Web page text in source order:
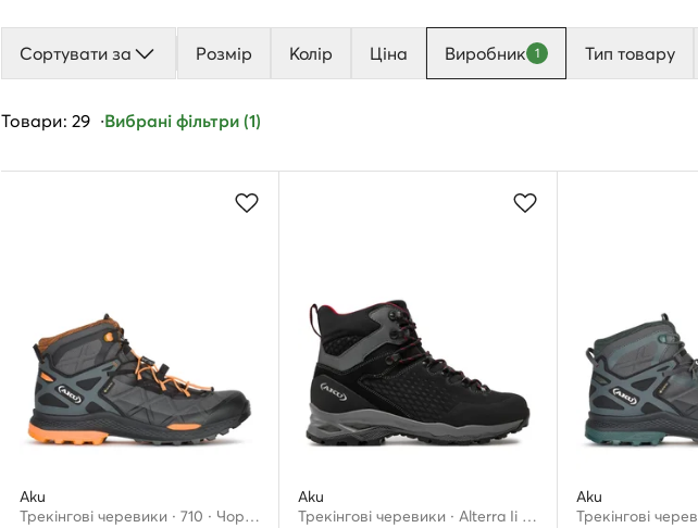
Сортувати за Розмір Колір Ціна Виробник 1 Тип товару
Товари: 29 Вибрані фільтри (1)
Aku
Трекінгові черевики · 710 · Чорний
Aku
Трекінгові черевики · Alterra Ii Gtx GORE-TEX 430 · Сірий
Aku
Трекінгові